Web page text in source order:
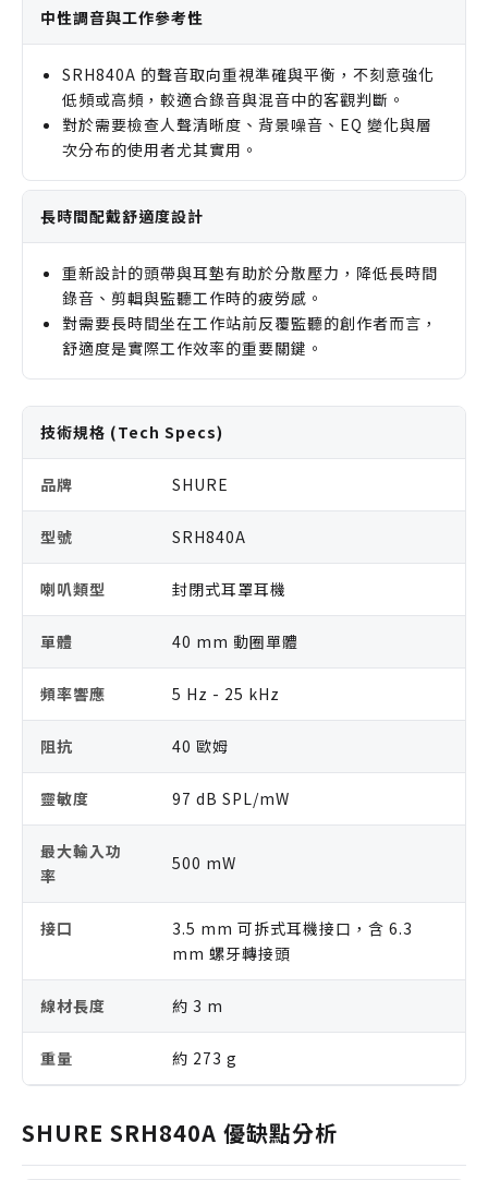
中性調音與工作參考性
SRH840A 的聲音取向重視準確與平衡，不刻意強化
低頻或高頻，較適合錄音與混音中的客觀判斷。
對於需要檢查人聲清晰度、背景噪音、EQ 變化與層
次分布的使用者尤其實用。
長時間配戴舒適度設計
重新設計的頭帶與耳墊有助於分散壓力，降低長時間
錄音、剪輯與監聽工作時的疲勞感。
對需要長時間坐在工作站前反覆監聽的創作者而言，
舒適度是實際工作效率的重要關鍵。
技術規格 (Tech Specs)
品牌 SHURE
型號 SRH840A
喇叭類型 封閉式耳罩耳機
單體 40 mm 動圈單體
頻率響應 5 Hz - 25 kHz
阻抗 40 歐姆
靈敏度 97 dB SPL/mW
最大輸入功
率
500 mW
接口
3.5 mm 可拆式耳機接口，含 6.3
mm 螺牙轉接頭
線材長度 約 3 m
重量 約 273 g
SHURE SRH840A 優缺點分析